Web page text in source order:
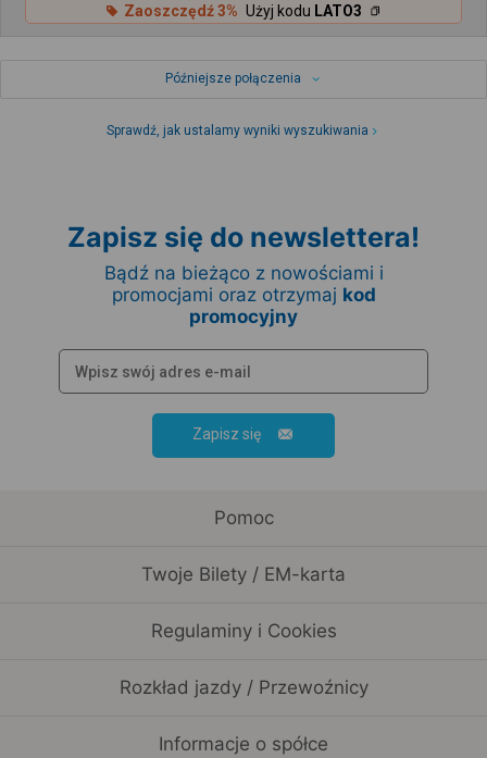
Zaoszczędź 3% Użyj kodu LATO3
Późniejsze połączenia
Sprawdź, jak ustalamy wyniki wyszukiwania
Zapisz się do newslettera!
Bądź na bieżąco z nowościami i
promocjami oraz otrzymaj kod
promocyjny
Zapisz się
Pomoc
Twoje Bilety / EM-karta
Regulaminy i Cookies
Rozkład jazdy / Przewoźnicy
Informacje o spółce